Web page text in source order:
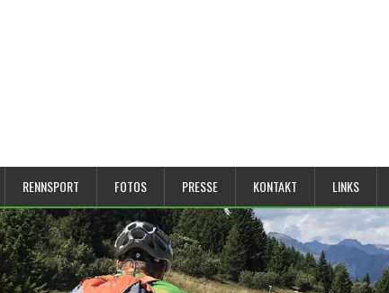
RENNSPORT FOTOS PRESSE KONTAKT LINKS